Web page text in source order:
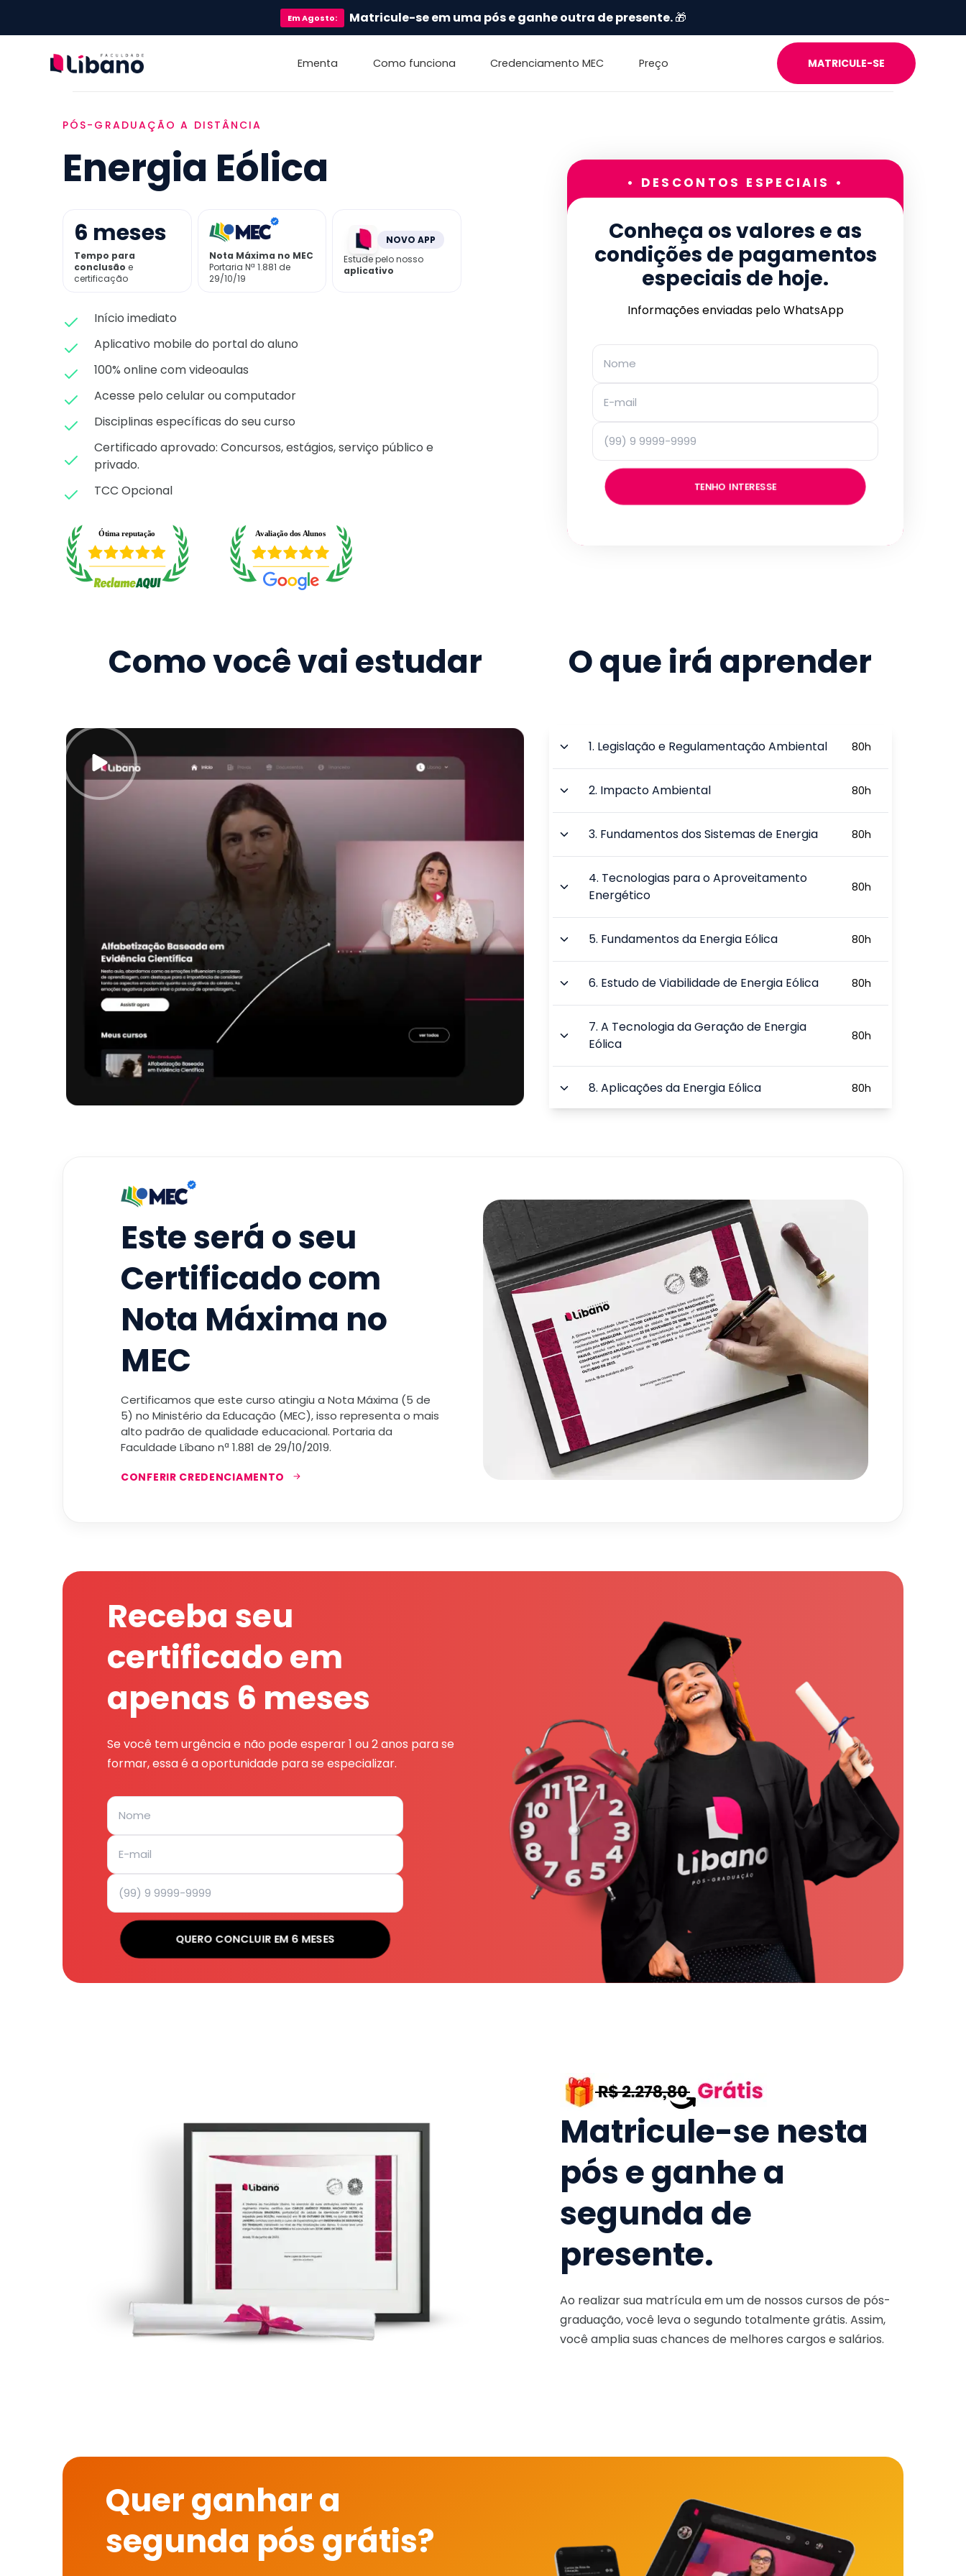
EmAgosto: Matricule-se em uma pós e ganhe outra de presente.🎁
Ementa Como funciona Credenciamento MEC Preço MATRICULE-SE
PÓS-GRADUAÇÃO A DISTÂNCIA
Energia Eólica
6 meses
Tempo para
conclusão e
certificação
Nota Máxima no MEC
Portaria Nª 1.881 de
29/10/19
NOVO APP
Estude pelo nosso
aplicativo
Início imediato
Aplicativo mobile do portal do aluno
100% online com videoaulas
Acesse pelo celular ou computador
Disciplinas específicas do seu curso
Certificado aprovado: Concursos, estágios, serviço público e
privado.
TCC Opcional
• DESCONTOS ESPECIAIS •
Conheça os valores e as
condições de pagamentos
especiais de hoje.
Informações enviadas pelo WhatsApp
TENHO INTERESSE
Como você vai estudar O que irá aprender
1. Legislação e Regulamentação Ambiental 80h
2. Impacto Ambiental 80h
3. Fundamentos dos Sistemas de Energia 80h
4. Tecnologias para o Aproveitamento
Energético
80h
5. Fundamentos da Energia Eólica 80h
6. Estudo de Viabilidade de Energia Eólica 80h
7.A Tecnologia da Geração de Energia
Eólica
80h
8.Aplicações da Energia Eólica 80h
Este será o seu
Certificado com
Nota Máxima no
MEC
Certificamos que este curso atingiu a Nota Máxima (5 de
5) no Ministério da Educação (MEC), isso representa o mais
alto padrão de qualidade educacional. Portaria da
Faculdade Líbano nª 1.881 de 29/10/2019.
CONFERIR CREDENCIAMENTO
Receba seu
certificado em
apenas 6 meses
Se você tem urgência e não pode esperar 1 ou 2 anos para se
formar, essa é a oportunidade para se especializar.
QUERO CONCLUIR EM 6 MESES
Matricule-se nesta
pós e ganhe a
segunda de
presente.
Ao realizar sua matrícula em um de nossos cursos de pós-
graduação, você leva o segundo totalmente grátis. Assim,
você amplia suas chances de melhores cargos e salários.
Quer ganhar a
segunda pós grátis?